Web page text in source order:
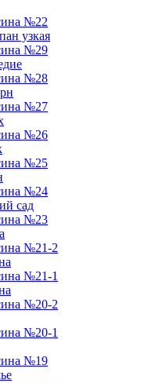
№22
узкая
№29
№28
№27
№26
№25
№24
сад
№23
№21-2
№21-1
№20-2
№20-1
№19